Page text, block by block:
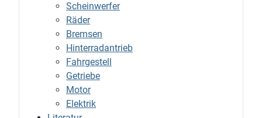
Scheinwerfer
Räder
Bremsen
Hinterradantrieb
Fahrgestell
Getriebe
Motor
Elektrik